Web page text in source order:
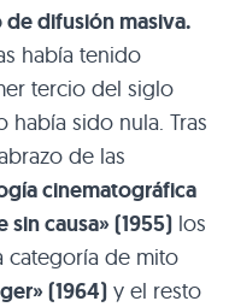
difusión masiva.
había tenido
tercio del siglo
había sido nula. Tras
de las
cinematográfica
sin causa» (1955) los
categoría de mito
(1964) y el resto